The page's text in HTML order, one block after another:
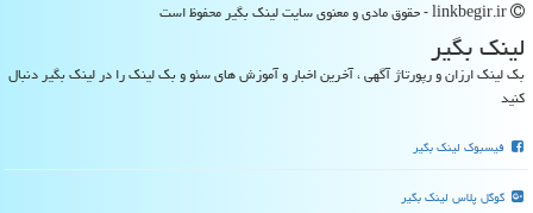
لینك بگیر
بک لینک ارزان و رپورتاژ آگهی ، آخرین اخبار و آموزش های سئو و بک لینک را در لینک بگیر دنبال
کنید
فیسبوک لینک بگیر
گوگل پلاس لینک بگیر